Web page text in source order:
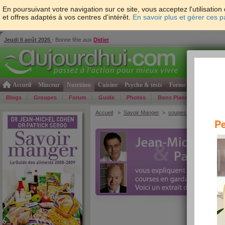
En poursuivant votre navigation sur ce site, vous acceptez
et offres adaptés à vos centres d'intérêt. En savoir plus et gérer ces
Jeudi 6 août 2026 - Bonne fête aux Didier
Accueil Minceur Nutrition Cuisine Psycho & tests Forme & santé
Blogs Groupes Forum Guide Photos Bons Plans
Accueil > Savoir Manger > soupes et potages